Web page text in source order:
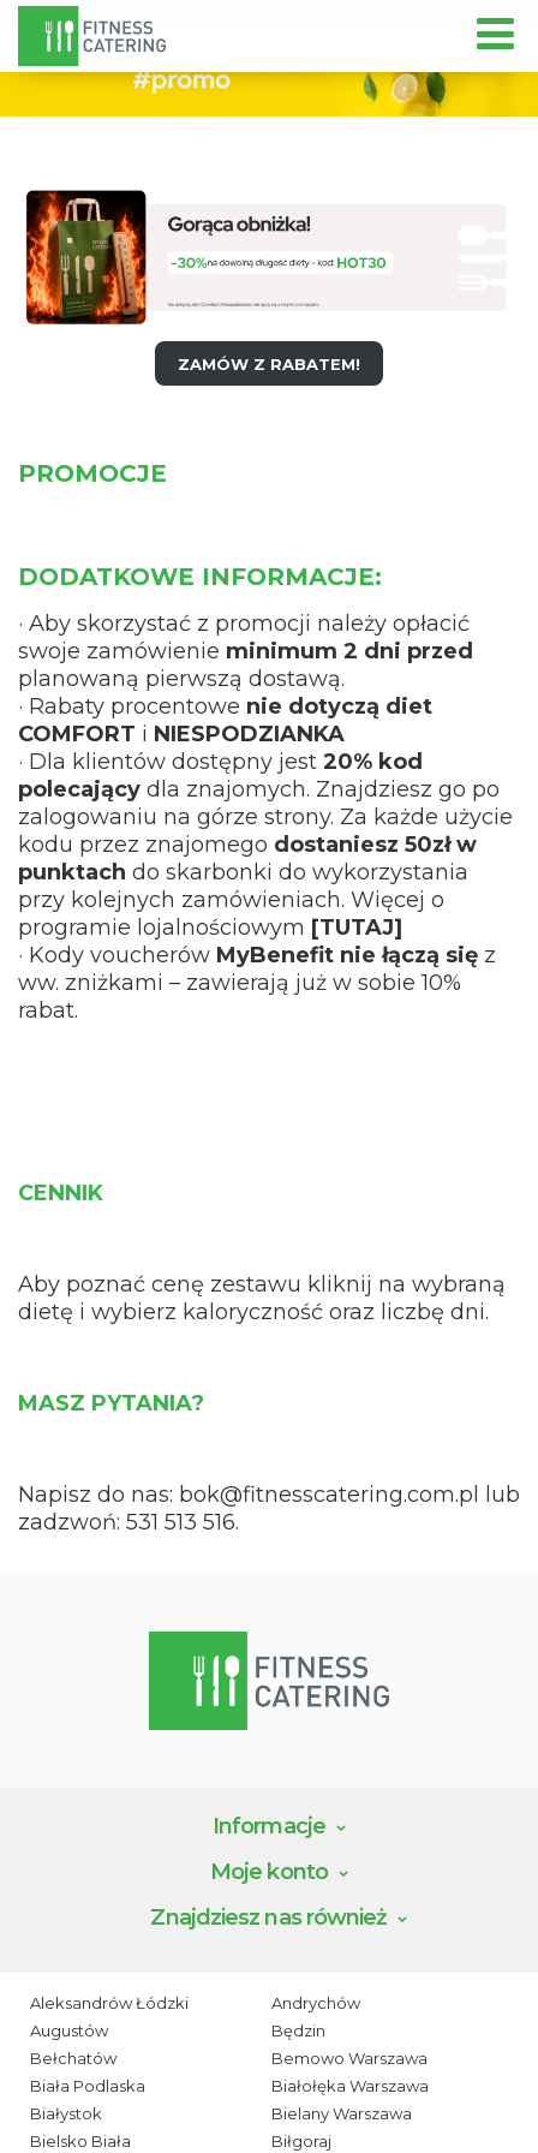
ZAMÓW Z RABATEM!
PROMOCJE
DODATKOWE INFORMACJE:
· Aby skorzystać z promocji należy opłacić
swoje zamówienie minimum 2 dni przed
planowaną pierwszą dostawą.
· Rabaty procentowe nie dotyczą diet
COMFORT i NIESPODZIANKA
· Dla klientów dostępny jest 20% kod
polecający dla znajomych. Znajdziesz go po
zalogowaniu na górze strony. Za każde użycie
kodu przez znajomego dostaniesz 50zł w
punktach do skarbonki do wykorzystania
przy kolejnych zamówieniach. Więcej o
programie lojalnościowym [TUTAJ]
· Kody voucherów MyBenefit nie łączą się z
ww. zniżkami – zawierają już w sobie 10%
rabat.
CENNIK
Aby poznać cenę zestawu kliknij na wybraną
dietę i wybierz kaloryczność oraz liczbę dni.
MASZ PYTANIA?
Napisz do nas: bok@fitnesscatering.com.pl
lub
zadzwoń: 531 513 516.
Informacje
Moje konto
Znajdziesz nas również
Aleksandrów Łódzki
Andrychów
Augustów
Będzin
Bełchatów
Bemowo Warszawa
Biała Podlaska
Białołęka Warszawa
Białystok
Bielany Warszawa
Bielsko Biała
Biłgoraj